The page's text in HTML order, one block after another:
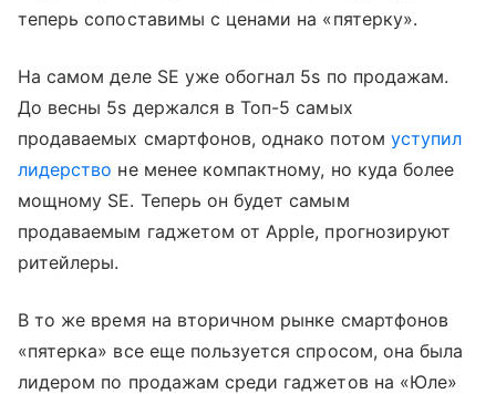
теперь сопоставимы с ценами на «пятерку».
На самом деле SE уже обогнал 5s по продажам.
До весны 5s держался в Топ-5 самых
продаваемых смартфонов, однако потом уступил
лидерство не менее компактному, но куда более
мощному SE. Теперь он будет самым
продаваемым гаджетом от Apple, прогнозируют
ритейлеры.
В то же время на вторичном рынке смартфонов
«пятерка» все еще пользуется спросом, она была
лидером по продажам среди гаджетов на «Юле»